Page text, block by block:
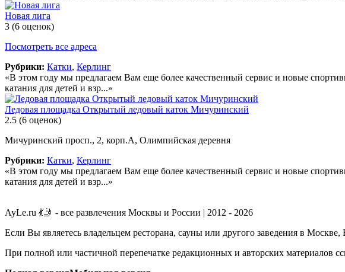
Новая лига
3 (6 оценок)
Посмотреть все адреса
Рубрики: Катки, Керлинг
«В этом году мы предлагаем Вам еще более качественный сервис и новые
катания для детей и взр...»
Ледовая площадка Открытый ледовый каток Мичуринский
2.5 (6 оценок)
Мичуринский просп., 2, корп.А, Олимпийская деревня
Рубрики: Катки, Керлинг
«В этом году мы предлагаем Вам еще более качественный сервис и новые
катания для детей и взр...»
AyLe.ru 💃🤳 - все развлечения Москвы и России | 2012 - 2026
Если Вы являетесь владельцем ресторана, сауны или другого заведения в Москве,
При полной или частичной перепечатке редакционных и авторских материалов